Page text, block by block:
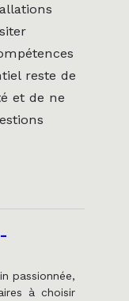
reste de
et de ne
passionnée,
à choisir